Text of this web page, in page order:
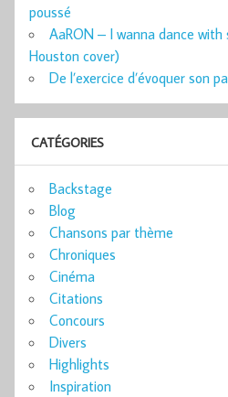
poussé
AaRON – I wanna dance
Houston cover)
De l’exercice d’évoquer son
CATÉGORIES
Backstage
Blog
Chansons par thème
Chroniques
Cinéma
Citations
Concours
Divers
Highlights
Inspiration